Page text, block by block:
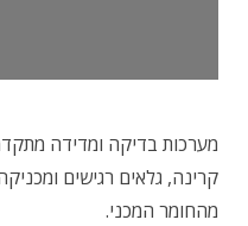
מערכות בדיקה ומדידה
קרינה, גלאים רגישים
מהחומר המכני.